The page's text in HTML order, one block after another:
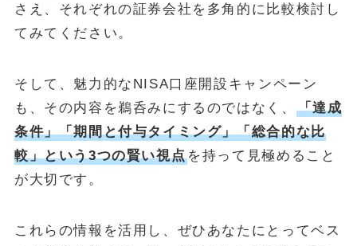
さえ、それぞれの証券会社を多角的に比較検討し
てみてください。
そして、魅力的なNISA口座開設キャンペーン
も、その内容を鵜呑みにするのではなく、
「達成
条件」「期間と付与タイミング」「総合的な比
較」という3つの賢い視点を持って見極めること
が大切です。
これらの情報を活用し、ぜひあなたにとってベス